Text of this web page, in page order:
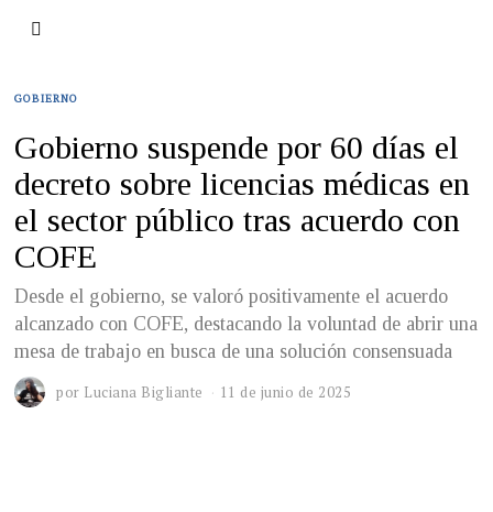
GOBIERNO
Gobierno suspende por 60 días el
decreto sobre licencias médicas en
el sector público tras acuerdo con
COFE
Desde el gobierno, se valoró positivamente el acuerdo
alcanzado con COFE, destacando la voluntad de abrir una
mesa de trabajo en busca de una solución consensuada
por Luciana Bigliante 11 de junio de 2025